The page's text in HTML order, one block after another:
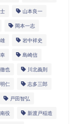
山本良一
岡本一志
岩中祥史
島崎信
徹也 川北義則
仁 志多三郎
戸田智弘
役 新渡戸稲造